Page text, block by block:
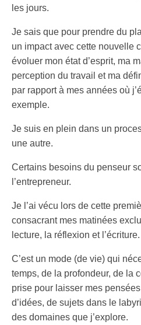
les jours.
Je sais que pour prendre du
un impact avec cette nouvelle
évoluer mon état d’esprit, ma
perception du travail et ma
par rapport à mes années où
exemple.
Je suis en plein dans un
une autre.
Certains besoins du penseur
l’entrepreneur.
Je l’ai vécu lors de cette
consacrant mes matinées
lecture, la réflexion et l’écriture.
C’est un mode (de vie) qui
temps, de la profondeur, de la
prise pour laisser mes
d’idées, de sujets dans le
des domaines que j’explore.